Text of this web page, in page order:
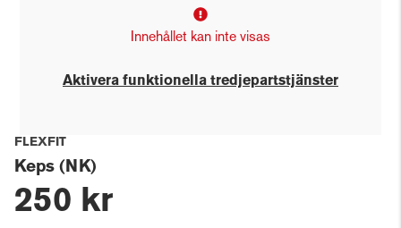
Innehållet kan inte visas
Aktivera funktionella tredjepartstjänster
FLEXFIT
Keps (NK)
250 kr